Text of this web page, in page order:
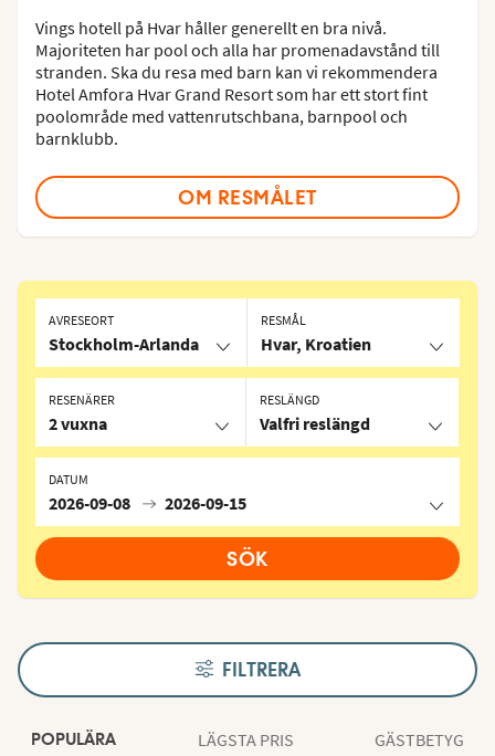
Vings hotell på Hvar håller generellt en bra nivå.
Majoriteten har pool och alla har promenadavstånd till
stranden. Ska du resa med barn kan vi rekommendera
Hotel Amfora Hvar Grand Resort som har ett stort fint
poolområde med vattenrutschbana, barnpool och
barnklubb.
OM RESMÅLET
AVRESEORT
Stockholm-Arlanda
RESMÅL
Hvar, Kroatien
RESLÄNGD
Valfri reslängd
DATUM
2026-09-08 2026-09-15
RESENÄRER
2 vuxna
SÖK
FILTRERA
POPULÄRA LÄGSTA PRIS GÄSTBETYG